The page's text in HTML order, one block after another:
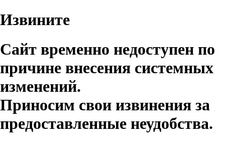
Извините
Сайт временно недоступен по
причине внесения системных
изменений.
Приносим свои извинения за
предоставленные неудобства.